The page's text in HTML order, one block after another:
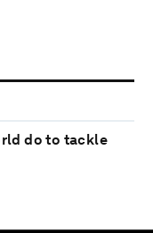
do to tackle